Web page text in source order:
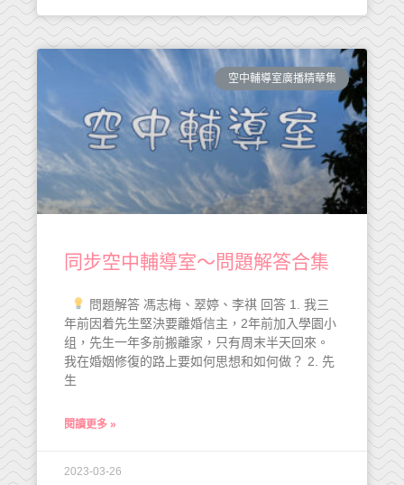
空中輔導室廣播精華集
同步空中輔導室～問題解答合集
問題解答 馮志梅、翠婷、李祺 回答 1. 我三
年前因着先生堅決要離婚信主，2年前加入學園小
组，先生一年多前搬離家，只有周末半天回來。
我在婚姻修復的路上要如何思想和如何做？ 2. 先
生
閱讀更多 »
2023-03-26